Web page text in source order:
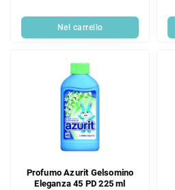
Nel carrello
Profumo Azurit Gelsomino
Eleganza 45 PD 225 ml